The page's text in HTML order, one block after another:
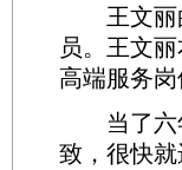
王文丽的
员。王文
高端服务
当了六年
致，很快